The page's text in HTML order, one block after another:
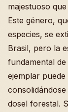
majestuoso
Este género,
especies, se
Brasil, pero la
fundamental
ejemplar
dosel forestal.